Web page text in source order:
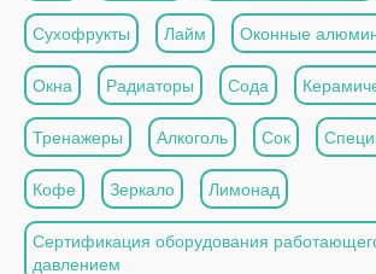
Сухофрукты Лайм Оконные
Окна Радиаторы Сода
Тренажеры Алкоголь Сок
Кофе Зеркало Лимонад
Сертификация оборудования
давлением